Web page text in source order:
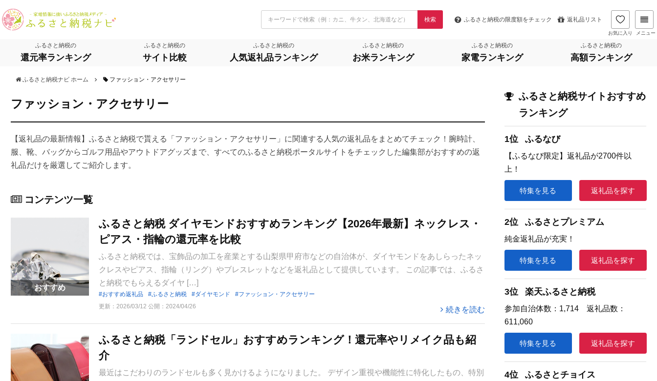
検索 ふるさと納税の限度額をチェック 返礼品リスト
お気に入り メニュー
ふるさと納税の
還元率ランキング
ふるさと納税の
サイト比較
ふるさと納税の
人気返礼品ランキング
ふるさと納税の
お米ランキング
ふるさと納税の
家電ランキング
ふるさと納税の
高額ランキング
ふるさと納税ナビ ホーム ファッション・アクセサリー
ファッション・アクセサリー
【返礼品の最新情報】ふるさと納税で貰える「ファッション・アクセサリー」に関連する人気の返礼品をまとめてチェック！腕時計、
服、靴、バッグからゴルフ用品やアウトドアグッズまで、すべてのふるさと納税ポータルサイトをチェックした編集部がおすすめの返
礼品だけを厳選してご紹介します。
コンテンツ一覧
ふるさと納税 ダイヤモンドおすすめランキング【2026年最新】ネックレス・
ピアス・指輪の還元率を比較
ふるさと納税では、宝飾品の加工を産業とする山梨県甲府市などの自治体が、ダイヤモンドをあしらったネッ
クレスやピアス、指輪（リング）やブレスレットなどを返礼品として提供しています。 この記事では、ふるさ
と納税でもらえるダイヤ […]
おすすめ返礼品 ふるさと納税 ダイヤモンド
ファッション・アクセサリー
更新： 2026/03/12 公開： 2024/04/26 続きを読む
おすすめ
ふるさと納税「ランドセル」おすすめランキング！還元率やリメイク品も紹
介
最近はこだわりのランドセルも多く見かけるようになりました。 デザイン重視や機能性に特化したもの、特別
ふるさと納税サイトおすすめ
ランキング
1位 ふるなび
【ふるなび限定】返礼品が2700件以
上！
特集を見る 返礼品を探す
2位 ふるさとプレミアム
純金返礼品が充実！
特集を見る 返礼品を探す
3位 楽天ふるさと納税
参加自治体数：1,714 返礼品数：
611,060
特集を見る 返礼品を探す
4位 ふるさとチョイス